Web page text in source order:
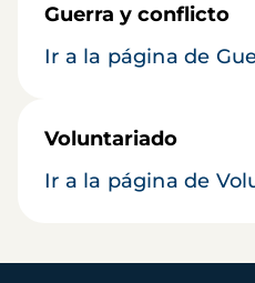
Guerra y conflicto
Ir a la página de
Voluntariado
Ir a la página de